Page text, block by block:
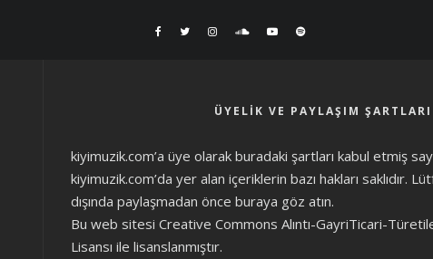
ÜYELIK VE PAYLAŞIM ŞARTLARI
kiyimuzik.com’a üye olarak buradaki şartları kabul etmiş
kiyimuzik.com’da yer alan içeriklerin bazı hakları saklıdır.
dışında paylaşmadan önce buraya göz atın.
Bu web sitesi Creative Commons Alıntı-GayriTicari-
Lisansı ile lisanslanmıştır.